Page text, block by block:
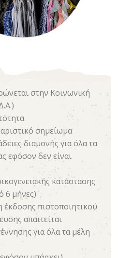
στην Κοινωνική
σημείωμα
διαμονής για όλα τα
εφόσον δεν είναι
κατάστασης
6 μήνες)
πιστοποιητικού
απαιτείται
για όλα τα μέλη